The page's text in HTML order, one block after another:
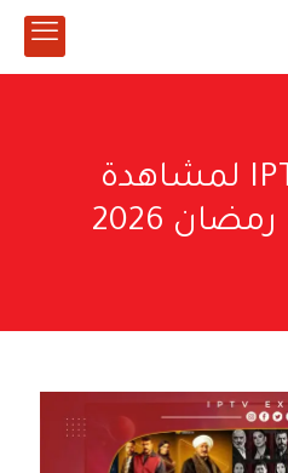
اشتراك IPTV لمشاهدة
2026